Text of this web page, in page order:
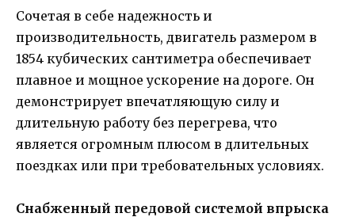
Сочетая в себе надежность и
производительность, двигатель размером в
1854 кубических сантиметра обеспечивает
плавное и мощное ускорение на дороге. Он
демонстрирует впечатляющую силу и
длительную работу без перегрева, что
является огромным плюсом в длительных
поездках или при требовательных условиях.
Снабженный передовой системой впрыска